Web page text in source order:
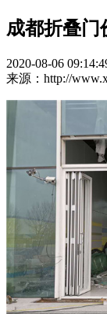
成都折叠门
2020-08-06
来源：http://